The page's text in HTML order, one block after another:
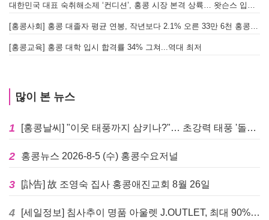
대한민국 대표 숙취해소제 ‘컨디션’, 홍콩 시장 본격 상륙… 왓슨스 입점 기념 할인 행사 진행
[홍콩사회] 홍콩 대졸자 평균 연봉, 작년보다 2.1% 오른 33만 6천 홍콩달러 기록
[홍콩교육] 홍콩 대학 입시 합격률 34% 그쳐...역대 최저
많이 본 뉴스
1 [홍콩날씨] "이웃 태풍까지 삼키나?"… 초강력 태풍 '돌핀' 세력 재확장
2 홍콩뉴스 2026-8-5 (수) 홍콩수요저널
3 [訃告] 故 조영숙 집사 홍콩애진교회 8월 26일
4 [세일정보] 침사추이 명품 아울렛 J.OUTLET, 최대 90% 빅 세일 진행